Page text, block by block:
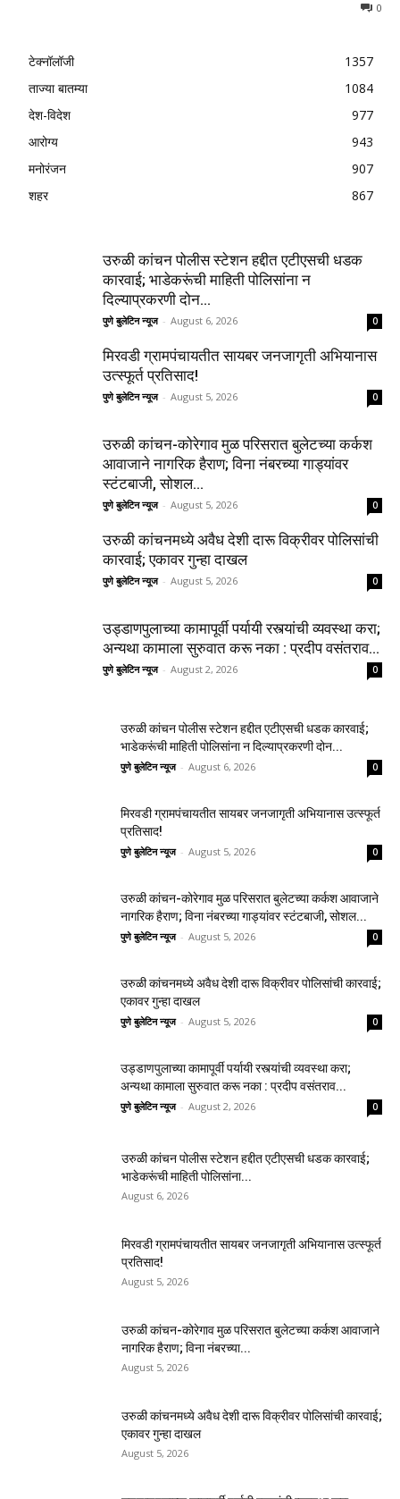
0
टेक्नॉलॉजी
1357
ताज्या बातम्या
1084
देश-विदेश
977
आरोग्य
943
मनोरंजन
907
शहर
867
उरुळी कांचन पोलीस स्टेशन हद्दीत एटीएसची धडक
कारवाई; भाडेकरूंची माहिती पोलिसांना न
दिल्याप्रकरणी दोन...
पुणे बुलेटिन न्यूज - August 6, 2026 0
मिरवडी ग्रामपंचायतीत सायबर जनजागृती अभियानास
उत्स्फूर्त प्रतिसाद!
पुणे बुलेटिन न्यूज - August 5, 2026 0
उरुळी कांचन-कोरेगाव मुळ परिसरात बुलेटच्या कर्कश
आवाजाने नागरिक हैराण; विना नंबरच्या गाड्यांवर
स्टंटबाजी, सोशल...
पुणे बुलेटिन न्यूज - August 5, 2026 0
उरुळी कांचनमध्ये अवैध देशी दारू विक्रीवर पोलिसांची
कारवाई; एकावर गुन्हा दाखल
पुणे बुलेटिन न्यूज - August 5, 2026 0
उड्डाणपुलाच्या कामापूर्वी पर्यायी रस्त्यांची व्यवस्था करा;
अन्यथा कामाला सुरुवात करू नका : प्रदीप वसंतराव...
पुणे बुलेटिन न्यूज - August 2, 2026 0
उरुळी कांचन पोलीस स्टेशन हद्दीत एटीएसची धडक कारवाई;
भाडेकरूंची माहिती पोलिसांना न दिल्याप्रकरणी दोन...
पुणे बुलेटिन न्यूज - August 6, 2026 0
मिरवडी ग्रामपंचायतीत सायबर जनजागृती अभियानास उत्स्फूर्त
प्रतिसाद!
पुणे बुलेटिन न्यूज - August 5, 2026 0
उरुळी कांचन-कोरेगाव मुळ परिसरात बुलेटच्या कर्कश आवाजाने
नागरिक हैराण; विना नंबरच्या गाड्यांवर स्टंटबाजी, सोशल...
पुणे बुलेटिन न्यूज - August 5, 2026 0
उरुळी कांचनमध्ये अवैध देशी दारू विक्रीवर पोलिसांची कारवाई;
एकावर गुन्हा दाखल
पुणे बुलेटिन न्यूज - August 5, 2026 0
उड्डाणपुलाच्या कामापूर्वी पर्यायी रस्त्यांची व्यवस्था करा;
अन्यथा कामाला सुरुवात करू नका : प्रदीप वसंतराव...
पुणे बुलेटिन न्यूज - August 2, 2026 0
उरुळी कांचन पोलीस स्टेशन हद्दीत एटीएसची धडक कारवाई;
भाडेकरूंची माहिती पोलिसांना...
August 6, 2026
मिरवडी ग्रामपंचायतीत सायबर जनजागृती अभियानास उत्स्फूर्त
प्रतिसाद!
August 5, 2026
उरुळी कांचन-कोरेगाव मुळ परिसरात बुलेटच्या कर्कश आवाजाने
नागरिक हैराण; विना नंबरच्या...
August 5, 2026
उरुळी कांचनमध्ये अवैध देशी दारू विक्रीवर पोलिसांची कारवाई;
एकावर गुन्हा दाखल
August 5, 2026